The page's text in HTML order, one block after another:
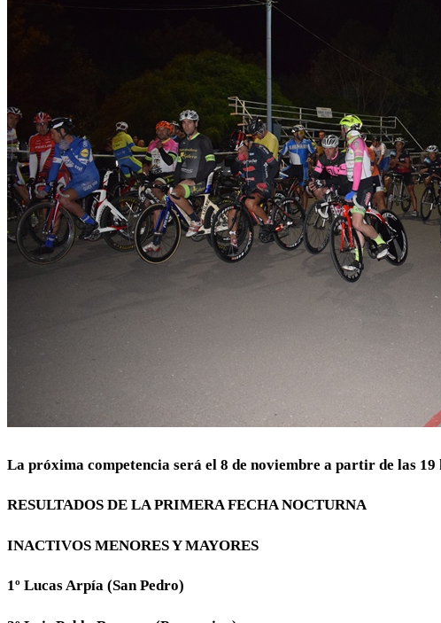
La próxima competencia será el 8 de noviembre a partir de las 19
RESULTADOS DE LA PRIMERA FECHA NOCTURNA
INACTIVOS MENORES Y MAYORES
1º Lucas Arpía (San Pedro)